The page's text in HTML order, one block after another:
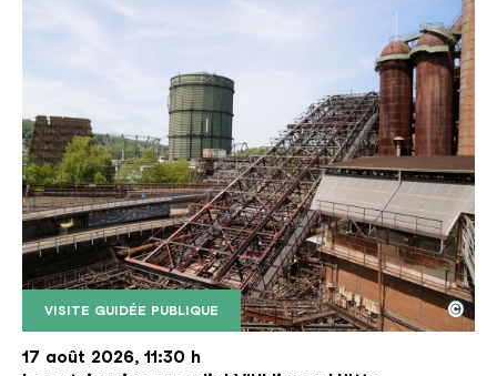
VISITE GUIDÉE PUBLIQUE
Le monte-charge incliné de la Völklinger Hütte
Copyright: Weltkulturerbe Völklinger Hütte | Karl
©
17 août 2026, 11:30 h